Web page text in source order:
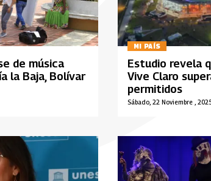
de música
la Baja, Bolívar
MI PAÍS
Sábado, 22 Noviembre ,
Estudio revela
Vive Claro
permitidos